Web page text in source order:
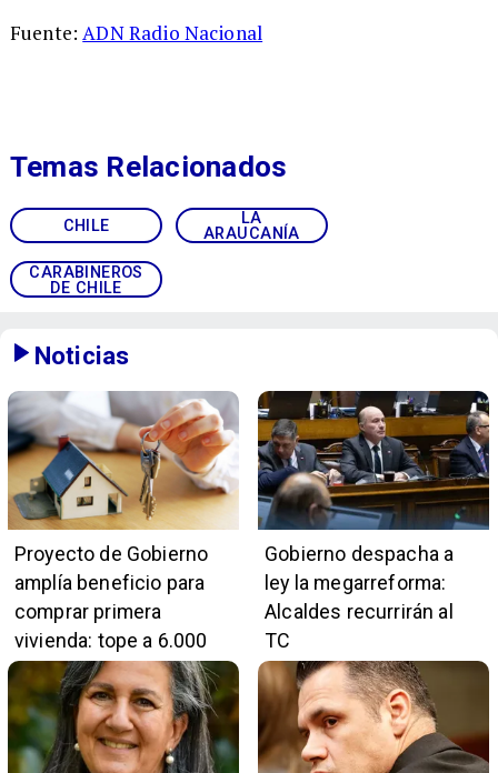
Fuente:ADN Radio Nacional
CHILE
LA
ARAUCANÍA
CARABINEROS
DE CHILE
Temas Relacionados
Noticias
Proyecto de Gobierno
amplía beneficio para
comprar primera
vivienda: tope a 6.000
UF y 30 mil cupos
Gobierno despacha a
ley la megarreforma:
Alcaldes recurrirán al
TC